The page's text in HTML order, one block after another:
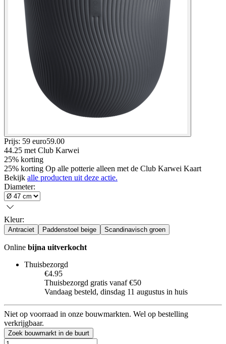
Prijs: 59 euro59.00
44.25 met Club Karwei
25% korting
25% korting Op alle potterie alleen met de Club Karwei Kaart
Bekijk alle producten uit deze actie.
Diameter:
Kleur:
Antraciet Paddenstoel beige Scandinavisch groen
Online bijna uitverkocht
Thuisbezorgd
€4.95
Thuisbezorgd gratis vanaf €50
Vandaag besteld, dinsdag 11 augustus in huis
Niet op voorraad in onze bouwmarkten. Wel op bestelling
verkrijgbaar.
Zoek bouwmarkt in de buurt